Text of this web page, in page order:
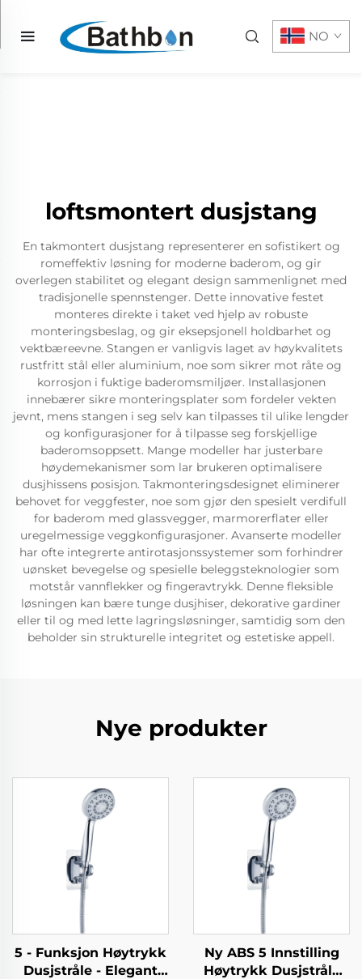
NO
loftsmontert dusjstang
En takmontert dusjstang representerer en sofistikert og
romeffektiv løsning for moderne baderom, og gir
overlegen stabilitet og elegant design sammenlignet med
tradisjonelle spennstenger. Dette innovative festet
monteres direkte i taket ved hjelp av robuste
monteringsbeslag, og gir eksepsjonell holdbarhet og
vektbæreevne. Stangen er vanligvis laget av høykvalitets
rustfritt stål eller aluminium, noe som sikrer mot råte og
korrosjon i fuktige baderomsmiljøer. Installasjonen
innebærer sikre monteringsplater som fordeler vekten
jevnt, mens stangen i seg selv kan tilpasses til ulike lengder
og konfigurasjoner for å tilpasse seg forskjellige
baderomsoppsett. Mange modeller har justerbare
høydemekanismer som lar brukeren optimalisere
dusjhissens posisjon. Takmonteringsdesignet eliminerer
behovet for veggfester, noe som gjør den spesielt verdifull
for baderom med glassvegger, marmorerflater eller
uregelmessige veggkonfigurasjoner. Avanserte modeller
har ofte integrerte antirotasjonssystemer som forhindrer
uønsket bevegelse og spesielle beleggsteknologier som
motstår vannflekker og fingeravtrykk. Denne fleksible
løsningen kan bære tunge dusjhiser, dekorative gardiner
eller til og med lette lagringsløsninger, samtidig som den
beholder sin strukturelle integritet og estetiske appell.
Nye produkter
5 - Funksjon Høytrykk
Dusjstråle - Elegant
Ny ABS 5 Innstilling
Høytrykk Dusjstråle